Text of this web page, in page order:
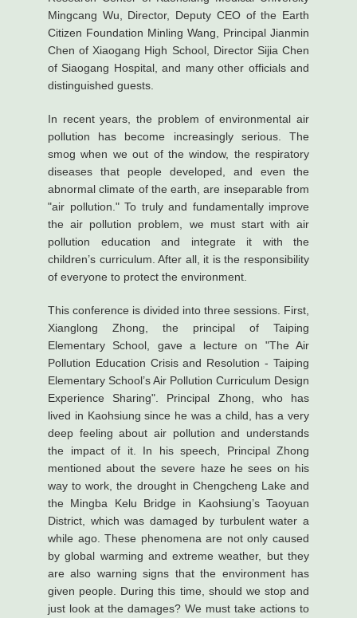
Mingcang Wu, Director, Deputy CEO of the Earth
Citizen Foundation Minling Wang, Principal Jianmin
Chen of Xiaogang High School, Director Sijia Chen
of Siaogang Hospital, and many other officials and
distinguished guests.
In recent years, the problem of environmental air
pollution has become increasingly serious. The
smog when we out of the window, the respiratory
diseases that people developed, and even the
abnormal climate of the earth, are inseparable from
"air pollution." To truly and fundamentally improve
the air pollution problem, we must start with air
pollution education and integrate it with the
children’s curriculum. After all, it is the responsibility
of everyone to protect the environment.
This conference is divided into three sessions. First,
Xianglong Zhong, the principal of Taiping
Elementary School, gave a lecture on "The Air
Pollution Education Crisis and Resolution - Taiping
Elementary School’s Air Pollution Curriculum Design
Experience Sharing". Principal Zhong, who has
lived in Kaohsiung since he was a child, has a very
deep feeling about air pollution and understands
the impact of it. In his speech, Principal Zhong
mentioned about the severe haze he sees on his
way to work, the drought in Chengcheng Lake and
the Mingba Kelu Bridge in Kaohsiung’s Taoyuan
District, which was damaged by turbulent water a
while ago. These phenomena are not only caused
by global warming and extreme weather, but they
are also warning signs that the environment has
given people. During this time, should we stop and
just look at the damages? We must take actions to